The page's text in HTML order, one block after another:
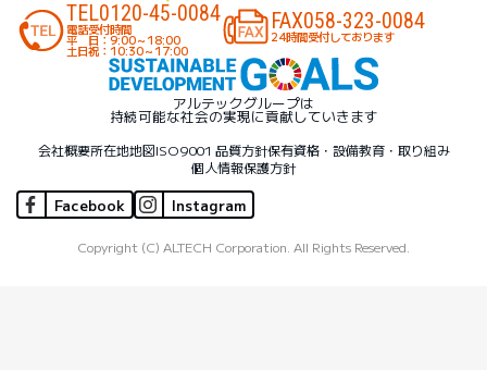
TEL0120-45-0084
電話受付時間
平 日：9:00～18:00
土日祝：10:30～17:00
FAX058-323-0084
24時間受付しております
アルテックグループは
持続可能な社会の実現に貢献していきます
会社概要所在地地図ISO9001 品質方針保有資格・設備教育・取り組み
個人情報保護方針
Facebook Instagram
Copyright (C) ALTECH Corporation. All Rights Reserved.